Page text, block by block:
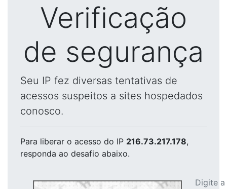
Verificação
de segurança
Seu IP fez diversas tentativas de
acessos suspeitos a sites hospedados
conosco.
Para liberar o acesso do IP 216.73.217.178,
responda ao desafio abaixo.
Digite